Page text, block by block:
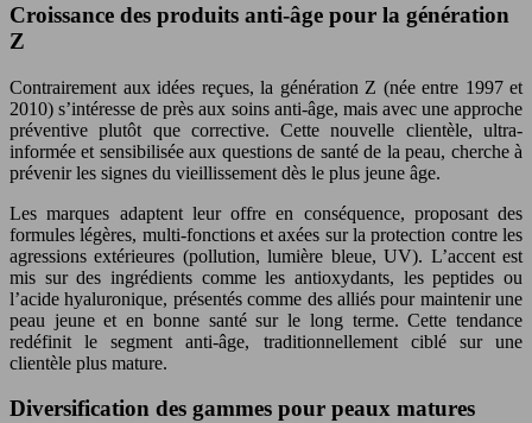
Croissance des produits anti-âge pour la génération
Z
Contrairement aux idées reçues, la génération Z (née entre 1997 et
2010) s’intéresse de près aux soins anti-âge, mais avec une approche
préventive plutôt que corrective. Cette nouvelle clientèle, ultra-
informée et sensibilisée aux questions de santé de la peau, cherche à
prévenir les signes du vieillissement dès le plus jeune âge.
Les marques adaptent leur offre en conséquence, proposant des
formules légères, multi-fonctions et axées sur la protection contre les
agressions extérieures (pollution, lumière bleue, UV). L’accent est
mis sur des ingrédients comme les antioxydants, les peptides ou
l’acide hyaluronique, présentés comme des alliés pour maintenir une
peau jeune et en bonne santé sur le long terme. Cette tendance
redéfinit le segment anti-âge, traditionnellement ciblé sur une
clientèle plus mature.
Diversification des gammes pour peaux matures